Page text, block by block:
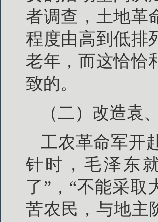
者调查，土地革
程度由高到低排
老年，而这恰恰
致的。
（二）改造袁
工农革命军开
针时，毛泽东
了”，“不能采取
苦农民，与地主